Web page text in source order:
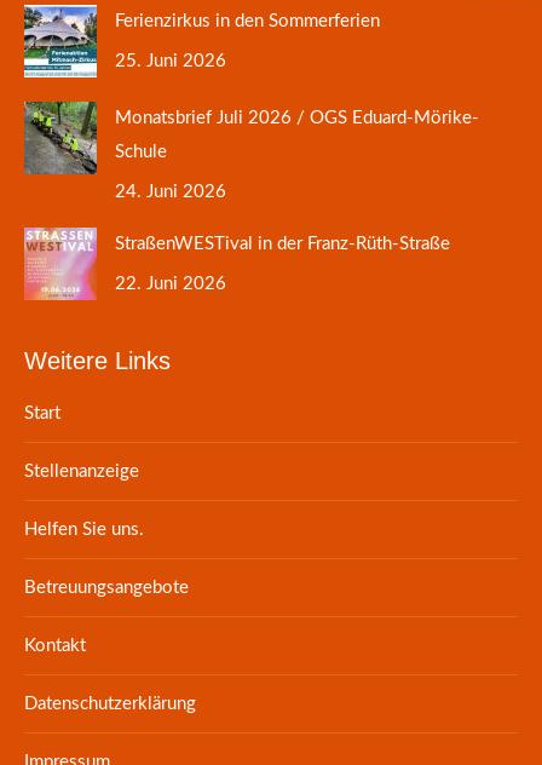
Ferienzirkus in den Sommerferien
25. Juni 2026
Monatsbrief Juli 2026 / OGS Eduard-Mörike-
Schule
24. Juni 2026
StraßenWESTival in der Franz-Rüth-Straße
22. Juni 2026
Weitere Links
Start
Stellenanzeige
Helfen Sie uns.
Betreuungsangebote
Kontakt
Datenschutzerklärung